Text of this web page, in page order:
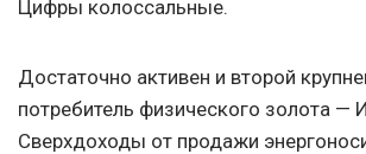
Цифры колоссальные.
Достаточно активен и второй
потребитель физического золота —
Сверхдоходы от продажи